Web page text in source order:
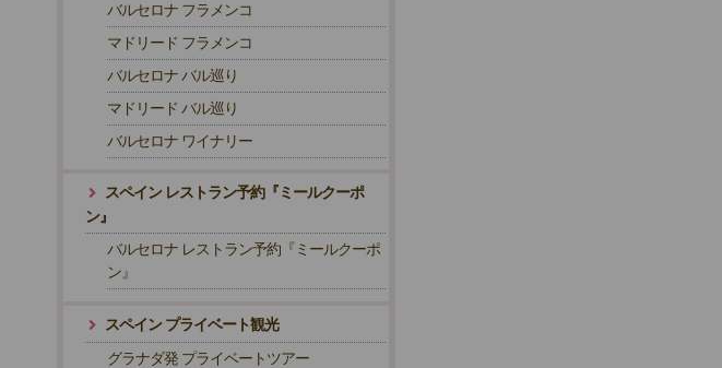
バルセロナ フラメンコ
マドリード フラメンコ
バルセロナ バル巡り
マドリード バル巡り
バルセロナ ワイナリー
スペイン レストラン予約『ミールクーポ
ン』
バルセロナ レストラン予約『ミールクーポ
ン』
スペイン プライベート観光
グラナダ発 プライベートツアー